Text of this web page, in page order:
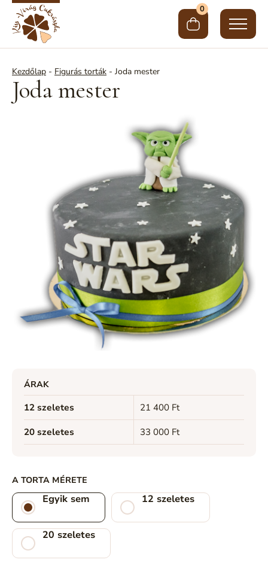
0
Kezdőlap - Figurás torták - Joda mester
Joda mester
ÁRAK
12 szeletes 21 400 Ft
20 szeletes 33 000 Ft
A TORTA MÉRETE
Egyik sem 12 szeletes
20 szeletes